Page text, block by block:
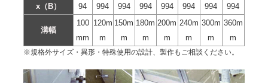
x（B）
94
994
994
994
994
994
994
994
溝幅
100
mm
120m
m
150m
m
180m
m
200m
m
240m
m
300m
m
360m
m
※規格外サイズ・異形・特殊使用の設計、製作もご相談ください。